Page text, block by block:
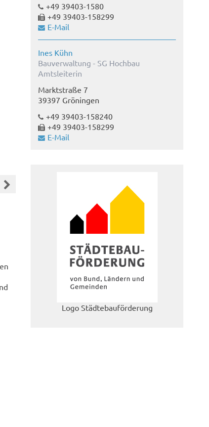
+49 39403-1580
+49 39403-158299
E-Mail
Ines Kühn
Bauverwaltung - SG Hochbau
Amtsleiterin
Marktstraße 7
39397 Gröningen
+49 39403-158240
+49 39403-158299
E-Mail
Logo Städtebauförderung